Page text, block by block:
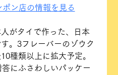
ン店の情報を見る
がタイで作った、日本
。3フレーバーのゾウク
種類以上に拡大予定。
にふさわしいパッケー